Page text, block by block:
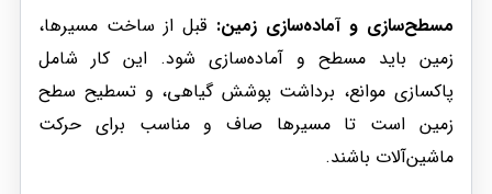
مسطح‌سازی و آماده‌سازی زمین: قبل از ساخت مسیرها،
زمین باید مسطح و آماده‌سازی شود. این کار شامل
پاکسازی موانع، برداشت پوشش گیاهی، و تسطیح سطح
زمین است تا مسیرها صاف و مناسب برای حرکت
ماشین‌آلات باشند.